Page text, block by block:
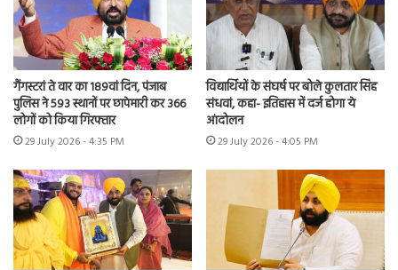
गैंगस्टरां ते वार का 189वां दिन, पंजाब
पुलिस ने 593 स्थानों पर छापेमारी कर 366
लोगों को किया गिरफ्तार
29 July 2026 - 4:35 PM
विद्यार्थियों के संघर्ष पर बोले कुलतार सिंह
संधवां, कहा- इतिहास में दर्ज होगा ये
आंदोलन
29 July 2026 - 4:05 PM